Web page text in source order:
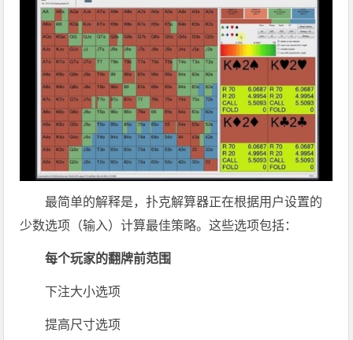
最简单的解释是，扑克解算器正在根据用户设置的
少数选项（输入）计算最佳策略。这些选项包括：
每个玩家的翻牌前范围
下注大小选项
提高尺寸选项